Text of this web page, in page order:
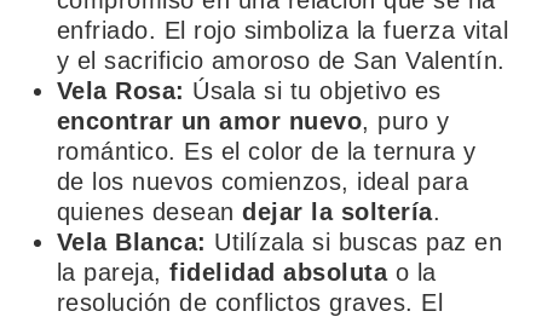
enfriado. El rojo simboliza la fuerza vital
y el sacrificio amoroso de San Valentín.
Vela Rosa: Úsala si tu objetivo es
encontrar un amor nuevo, puro y
romántico. Es el color de la ternura y
de los nuevos comienzos, ideal para
quienes deseandejar la soltería.
Vela Blanca: Utilízala si buscas paz en
la pareja,fidelidad absolutao la
resolución de conflictos graves. El